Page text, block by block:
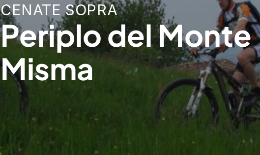
CENATE SOPRA
Periplo del Monte
Misma